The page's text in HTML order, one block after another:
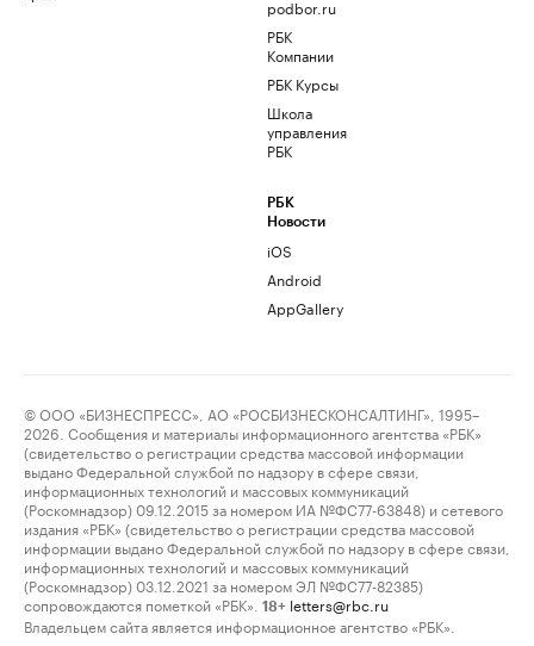
podbor.ru
РБК
Компании
РБК Курсы
Школа
управления
РБК
РБК
Новости
iOS
Android
AppGallery
© ООО «БИЗНЕСПРЕСС», АО «РОСБИЗНЕСКОНСАЛТИНГ», 1995–
2026. Сообщения и материалы информационного агентства «РБК»
(свидетельство о регистрации средства массовой информации
выдано Федеральной службой по надзору в сфере связи,
информационных технологий и массовых коммуникаций
(Роскомнадзор) 09.12.2015 за номером ИА №ФС77-63848) и сетевого
издания «РБК» (свидетельство о регистрации средства массовой
информации выдано Федеральной службой по надзору в сфере связи,
информационных технологий и массовых коммуникаций
(Роскомнадзор) 03.12.2021 за номером ЭЛ №ФС77-82385)
сопровождаются пометкой «РБК».
18+ letters@rbc.ru
Владельцем сайта является информационное агентство «РБК».